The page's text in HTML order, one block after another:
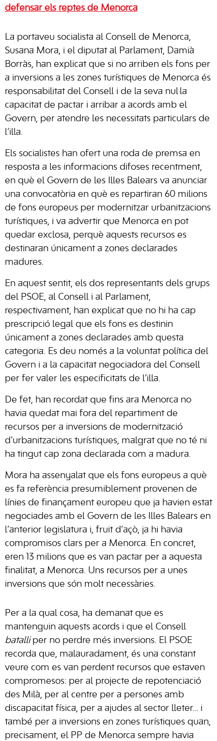
defensar els reptes de Menorca
La portaveu socialista al Consell de Menorca,
Susana Mora, i el diputat al Parlament, Damià
Borràs, han explicat que si no arriben els fons per
a inversions a les zones turístiques de Menorca és
responsabilitat del Consell i de la seva nul·la
capacitat de pactar i arribar a acords amb el
Govern, per atendre les necessitats particulars de
l’illa.
Els socialistes han ofert una roda de premsa en
resposta a les informacions difoses recentment,
en què el Govern de les Illes Balears va anunciar
una convocatòria en què es repartiran 60 milions
de fons europeus per modernitzar urbanitzacions
turístiques, i va advertir que Menorca en pot
quedar exclosa, perquè aquests recursos es
destinaran únicament a zones declarades
madures.
En aquest sentit, els dos representants dels grups
del PSOE, al Consell i al Parlament,
respectivament, han explicat que no hi ha cap
prescripció legal que els fons es destinin
únicament a zones declarades amb questa
categoria. Es deu només a la voluntat política del
Govern i a la capacitat negociadora del Consell
per fer valer les especificitats de l’illa.
De fet, han recordat que fins ara Menorca no
havia quedat mai fora del repartiment de
recursos per a inversions de modernització
d’urbanitzacions turístiques, malgrat que no té ni
ha tingut cap zona declarada com a madura.
Mora ha assenyalat que els fons europeus a què
es fa referència presumiblement provenen de
línies de finançament europeu que ja havien estat
negociades amb el Govern de les Illes Balears en
l’anterior legislatura i, fruit d’açò, ja hi havia
compromisos clars per a Menorca. En concret,
eren 13 milions que es van pactar per a aquesta
finalitat, a Menorca. Uns recursos per a unes
inversions que són molt necessàries.
Per a la qual cosa, ha demanat que es
mantenguin aquests acords i que el Consell
batalliper no perdre més inversions. El PSOE
recorda que, malauradament, és una constant
veure com es van perdent recursos que estaven
compromesos: per al projecte de repotenciació
des Milà, per al centre per a persones amb
discapacitat física, per a ajudes al sector lleter… i
també per a inversions en zones turístiques quan,
precisament, el PP de Menorca sempre havia